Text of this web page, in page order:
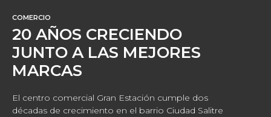
COMERCIO
20 AÑOS CRECIENDO
JUNTO A LAS MEJORES
MARCAS
El centro comercial Gran Estación cumple dos
décadas de crecimiento en el barrio Ciudad Salitre